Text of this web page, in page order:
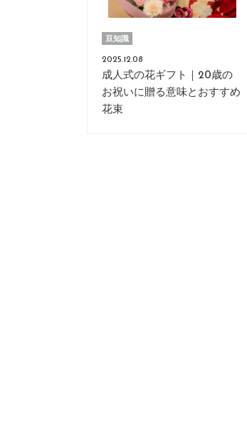
豆知識
2025.12.08
成人式の花ギフト｜20歳の
お祝いに贈る意味とおすすめ
花束